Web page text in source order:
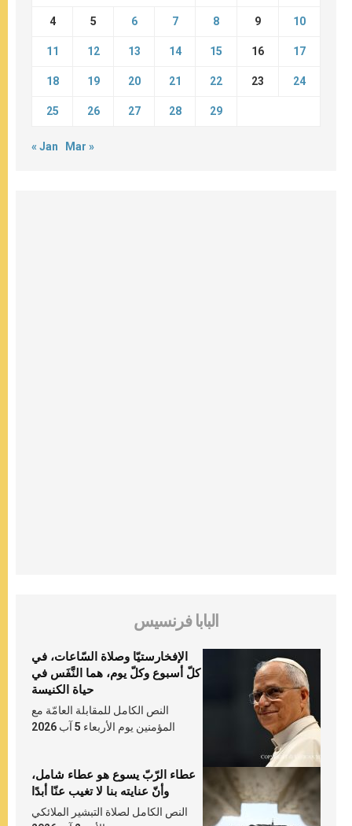
4 5 6 7 8 9 10
11 12 13 14 15 16 17
18 19 20 21 22 23 24
25 26 27 28 29
« Jan Mar »
البابا فرنسيس
الإفخارستيّا وصلاة السّاعات، في
كلّ أسبوع وكلّ يوم، هما النَّفَس في
حياة الكنيسة
النص الكامل للمقابلة العامّة مع
المؤمنين يوم الأربعاء 5 آب 2026
عطاء الرّبّ يسوع هو عطاء شامل،
وأنّ عنايته بنا لا تغيب عنّا أبدًا
النص الكامل لصلاة التبشير الملائكي